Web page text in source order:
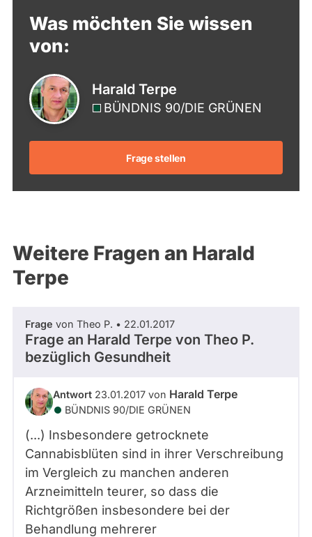
Was möchten Sie wissen
von:
Harald Terpe
BÜNDNIS 90/­DIE GRÜNEN
Frage stellen
Weitere Fragen an Harald
Terpe
Frage von Theo P. • 22.01.2017
Frage an Harald Terpe von Theo P.
bezüglich Gesundheit
Antwort 23.01.2017 von Harald Terpe
BÜNDNIS 90/­DIE GRÜNEN
(...) Insbesondere getrocknete
Cannabisblüten sind in ihrer Verschreibung
im Vergleich zu manchen anderen
Arzneimitteln teurer, so dass die
Richtgrößen insbesondere bei der
Behandlung mehrerer